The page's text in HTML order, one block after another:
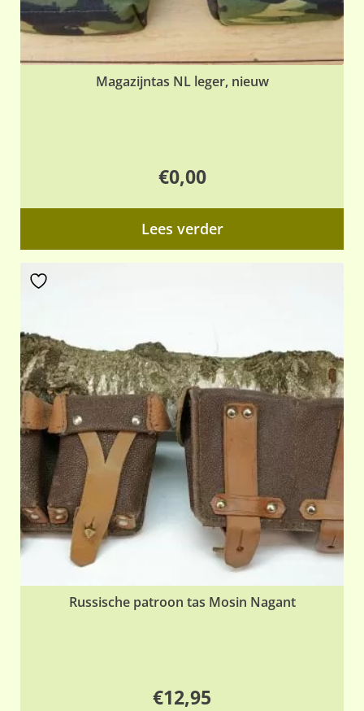
Magazijntas NL leger, nieuw
€0,00
Lees verder
Russische patroon tas Mosin Nagant
€12,95